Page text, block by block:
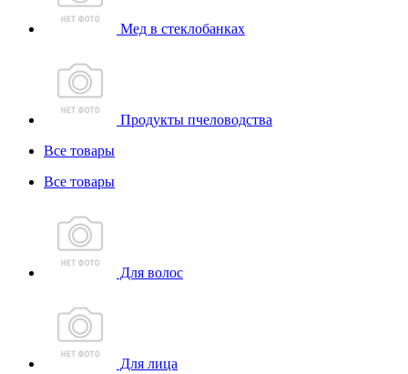
Мед в стеклобанках
Продукты пчеловодства
Все товары
Все товары
Для волос
Для лица